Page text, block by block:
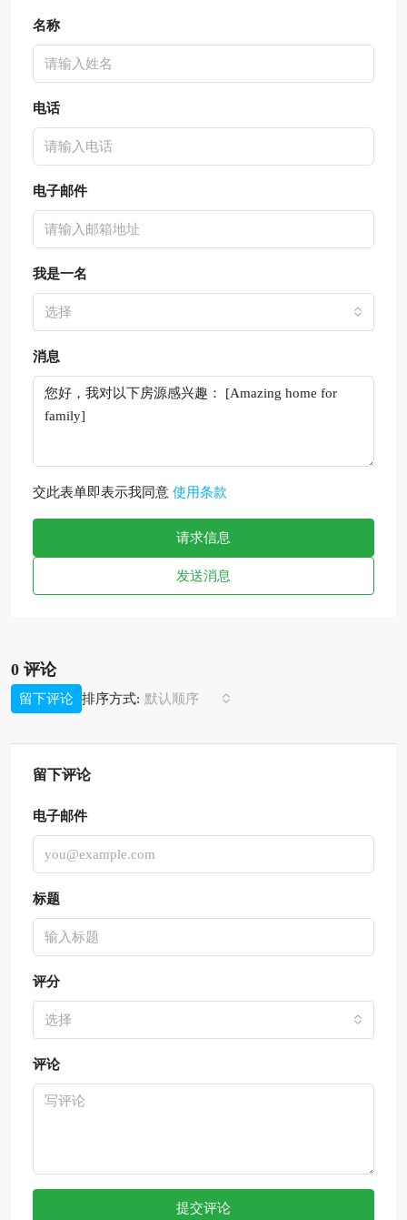
名称
电话
电子邮件
我是一名
选择
消息
交此表单即表示我同意 使用条款
请求信息
发送消息
0 评论
排序方式: 默认顺序
留下评论
留下评论
电子邮件
标题
评分
选择
评论
提交评论